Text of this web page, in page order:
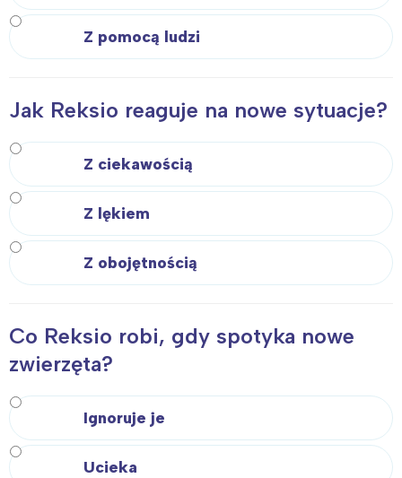
Z pomocą ludzi
Jak Reksio reaguje na nowe sytuacje?
Z ciekawością
Z lękiem
Z obojętnością
Co Reksio robi, gdy spotyka nowe
zwierzęta?
Ignoruje je
Ucieka
Interesują mnie wydarzenia z
tego regionu:
Łódź
Trójmiasto
Wrocław
Kraków